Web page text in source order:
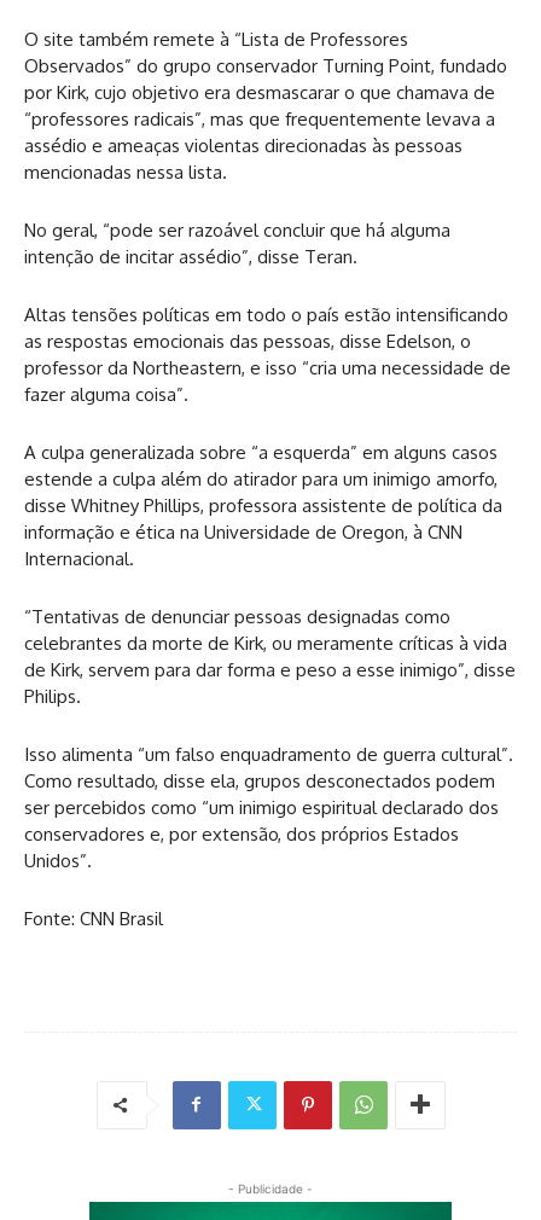
O site também remete à “Lista de Professores
Observados” do grupo conservador Turning Point, fundado
por Kirk, cujo objetivo era desmascarar o que chamava de
“professores radicais”, mas que frequentemente levava a
assédio e ameaças violentas direcionadas às pessoas
mencionadas nessa lista.
No geral, “pode ser razoável concluir que há alguma
intenção de incitar assédio”, disse Teran.
Altas tensões políticas em todo o país estão intensificando
as respostas emocionais das pessoas, disse Edelson, o
professor da Northeastern, e isso “cria uma necessidade de
fazer alguma coisa”.
A culpa generalizada sobre “a esquerda” em alguns casos
estende a culpa além do atirador para um inimigo amorfo,
disse Whitney Phillips, professora assistente de política da
informação e ética na Universidade de Oregon, à CNN
Internacional.
“Tentativas de denunciar pessoas designadas como
celebrantes da morte de Kirk, ou meramente críticas à vida
de Kirk, servem para dar forma e peso a esse inimigo”, disse
Philips.
Isso alimenta “um falso enquadramento de guerra cultural”.
Como resultado, disse ela, grupos desconectados podem
ser percebidos como “um inimigo espiritual declarado dos
conservadores e, por extensão, dos próprios Estados
Unidos”.
Fonte: CNN Brasil
- Publicidade -